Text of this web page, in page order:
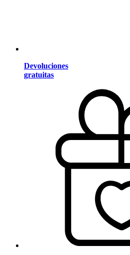
Devoluciones
gratuitas